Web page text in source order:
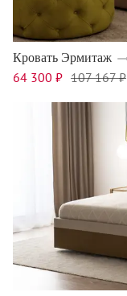
Кровать Эрмитаж
64 300 ₽ 107 167 ₽